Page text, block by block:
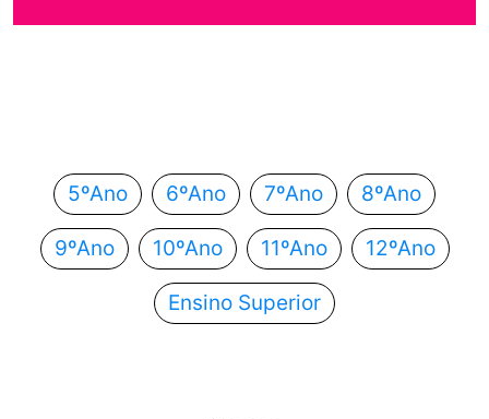
5ºAno 6ºAno 7ºAno 8ºAno
9ºAno 10ºAno 11ºAno 12ºAno
Ensino Superior